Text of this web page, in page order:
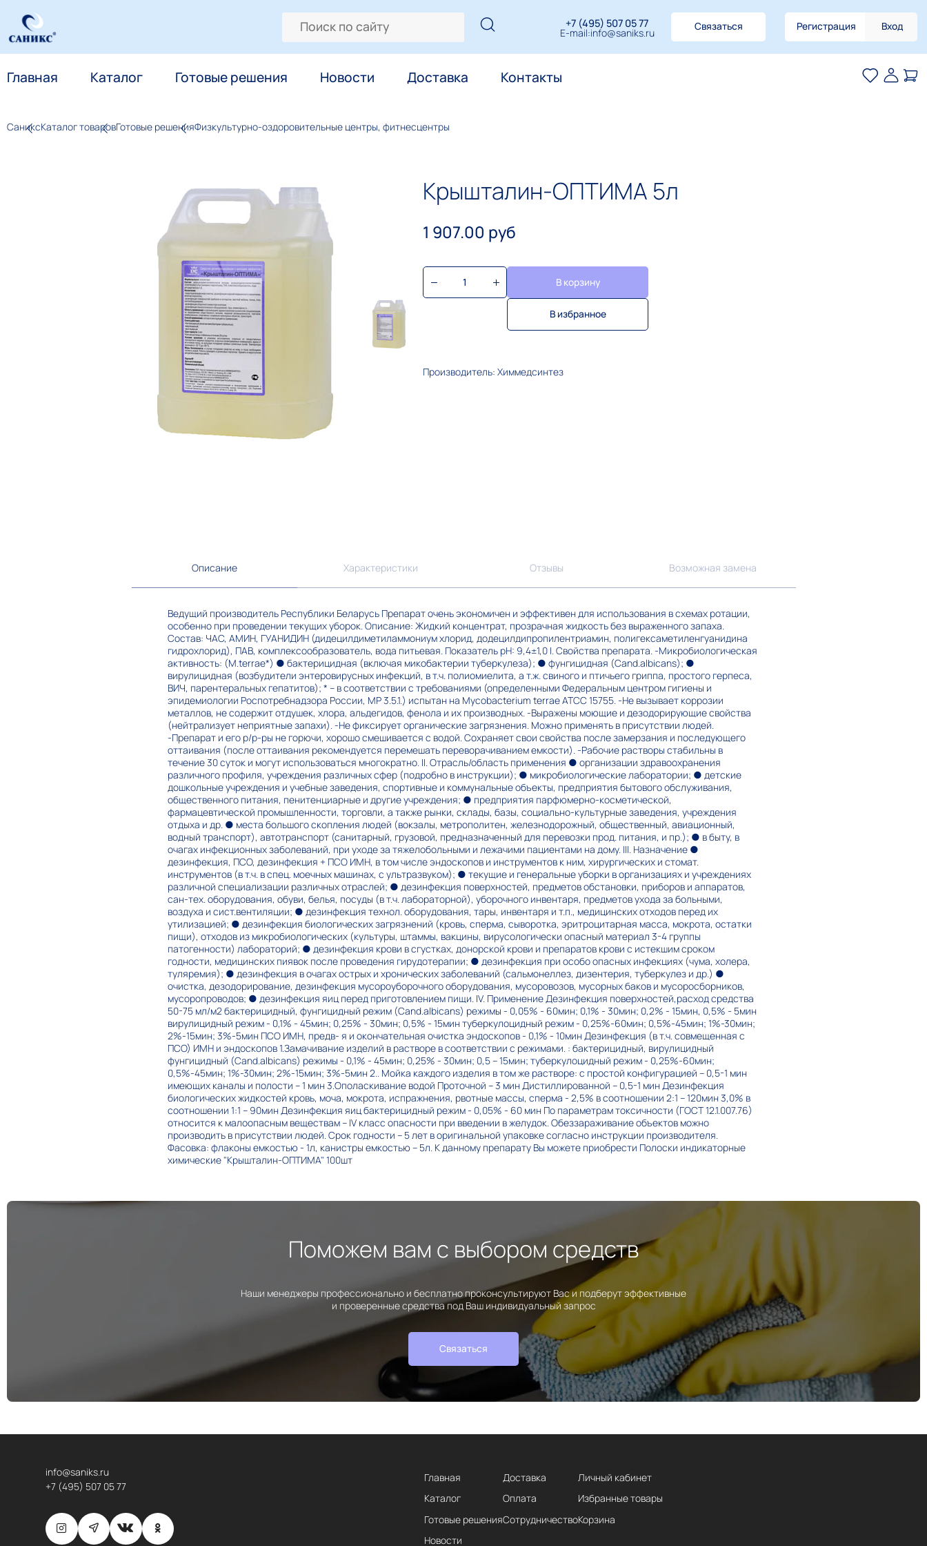
+7 (495) 507 05 77
E-mail:info@saniks.ru Связаться Регистрация Вход
Главная Каталог Готовые решения Новости Доставка Контакты
СаниксКаталог товаровГотовые решенияФизкультурно-оздоровительные центры, фитнесцентры
Крышталин-ОПТИМА 5л
1 907.00 руб
В корзину
В избранное
Производитель: Химмедсинтез
Описание Характеристики Отзывы Возможная замена
Ведущий производитель Республики Беларусь Препарат очень экономичен и эффективен для использования в схемах ротации,
особенно при проведении текущих уборок. Описание: Жидкий концентрат, прозрачная жидкость без выраженного запаха.
Состав: ЧАС, АМИН, ГУАНИДИН (дидецилдиметиламмониум хлорид, додецилдипропилентриамин, полигексаметиленгуанидина
гидрохлорид), ПАВ, комплексообразователь, вода питьевая. Показатель pH: 9,4±1,0 I. Свойства препарата. -Микробиологическая
активность: (M.terrae*) ● бактерицидная (включая микобактерии туберкулеза); ● фунгицидная (Cand.albicans); ●
вирулицидная (возбудители энтеровирусных инфекций, в т.ч. полиомиелита, а т.ж. свиного и птичьего гриппа, простого герпеса,
ВИЧ, парентеральных гепатитов); * – в соответствии с требованиями (определенными Федеральным центром гигиены и
эпидемиологии Роспотребнадзора России, МР 3.5.1.) испытан на Mycobacterium terrae АТСС 15755. -Не вызывает коррозии
металлов, не содержит отдушек, хлора, альдегидов, фенола и их производных. -Выражены моющие и дезодорирующие свойства
(нейтрализует неприятные запахи). -Не фиксирует органические загрязнения. Можно применять в присутствии людей.
-Препарат и его р/р-ры не горючи, хорошо смешивается с водой. Сохраняет свои свойства после замерзания и последующего
оттаивания (после оттаивания рекомендуется перемешать переворачиванием емкости). -Рабочие растворы стабильны в
течение 30 суток и могут использоваться многократно. II. Отрасль/область применения ● организации здравоохранения
различного профиля, учреждения различных сфер (подробно в инструкции); ● микробиологические лаборатории; ● детские
дошкольные учреждения и учебные заведения, спортивные и коммунальные объекты, предприятия бытового обслуживания,
общественного питания, пенитенциарные и другие учреждения; ● предприятия парфюмерно-косметической,
фармацевтической промышленности, торговли, а также рынки, склады, базы, социально-культурные заведения, учреждения
отдыха и др. ● места большого скопления людей (вокзалы, метрополитен, железнодорожный, общественный, авиационный,
водный транспорт), автотранспорт (санитарный, грузовой, предназначенный для перевозки прод. питания, и пр.); ● в быту, в
очагах инфекционных заболеваний, при уходе за тяжелобольными и лежачими пациентами на дому. III. Назначение ●
дезинфекция, ПСО, дезинфекция + ПСО ИМН, в том числе эндоскопов и инструментов к ним, хирургических и стомат.
инструментов (в т.ч. в спец. моечных машинах, с ультразвуком); ● текущие и генеральные уборки в организациях и учреждениях
различной специализации различных отраслей; ● дезинфекция поверхностей, предметов обстановки, приборов и аппаратов,
сан-тех. оборудования, обуви, белья, посуды (в т.ч. лабораторной), уборочного инвентаря, предметов ухода за больными,
воздуха и сист.вентиляции; ● дезинфекция технол. оборудования, тары, инвентаря и т.п., медицинских отходов перед их
утилизацией; ● дезинфекция биологических загрязнений (кровь, сперма, сыворотка, эритроцитарная масса, мокрота, остатки
пищи), отходов из микробиологических (культуры, штаммы, вакцины, вирусологически опасный материал 3-4 группы
патогенности) лабораторий; ● дезинфекция крови в сгустках, донорской крови и препаратов крови с истекшим сроком
годности, медицинских пиявок после проведения гирудотерапии; ● дезинфекция при особо опасных инфекциях (чума, холера,
туляремия); ● дезинфекция в очагах острых и хронических заболеваний (сальмонеллез, дизентерия, туберкулез и др.) ●
очистка, дезодорирование, дезинфекция мусороуборочного оборудования, мусоровозов, мусорных баков и мусоросборников,
мусоропроводов; ● дезинфекция яиц перед приготовлением пищи. IV. Применение Дезинфекция поверхностей,расход средства
50-75 мл/м2 бактерицидный, фунгицидный режим (Cand.albicans) режимы - 0,05% - 60мин; 0,1% - 30мин; 0,2% - 15мин, 0,5% - 5мин
вирулицидный режим - 0,1% - 45мин; 0,25% - 30мин; 0,5% - 15мин туберкулоцидный режим - 0,25%-60мин; 0,5%-45мин; 1%-30мин;
2%-15мин; 3%-5мин ПСО ИМН, предв- я и окончательная очистка эндоскопов - 0,1% - 10мин Дезинфекция (в т.ч. совмещенная с
ПСО) ИМН и эндоскопов 1.Замачивание изделий в растворе в соответствии с режимами. : бактерицидный, вирулицидный
фунгицидный (Cand.albicans) режимы - 0,1% - 45мин; 0,25% - 30мин; 0,5 – 15мин; туберкулоцидный режим - 0,25%-60мин;
0,5%-45мин; 1%-30мин; 2%-15мин; 3%-5мин 2.. Мойка каждого изделия в том же растворе: с простой конфигурацией – 0,5-1 мин
имеющих каналы и полости – 1 мин 3.Ополаскивание водой Проточной – 3 мин Дистиллированной – 0,5-1 мин Дезинфекция
биологических жидкостей кровь, моча, мокрота, испражнения, рвотные массы, сперма - 2,5% в соотношении 2:1 – 120мин 3,0% в
соотношении 1:1 – 90мин Дезинфекция яиц бактерицидный режим - 0,05% - 60 мин По параметрам токсичности (ГОСТ 12.1.007.76)
относится к малоопасным веществам – IV класс опасности при введении в желудок. Обеззараживание объектов можно
производить в присутствии людей. Срок годности – 5 лет в оригинальной упаковке согласно инструкции производителя.
Фасовка: флаконы емкостью - 1л, канистры емкостью – 5л. К данному препарату Вы можете приобрести Полоски индикаторные
химические "Крышталин-ОПТИМА" 100шт
Поможем вам с выбором средств
Наши менеджеры профессионально и бесплатно проконсультируют Вас и подберут эффективные
и проверенные средства под Ваш индивидуальный запрос
Связаться
info@saniks.ru
+7 (495) 507 05 77
Главная
Каталог
Готовые решения
Новости
Доставка
Оплата
Сотрудничество
Личный кабинет
Избранные товары
Корзина